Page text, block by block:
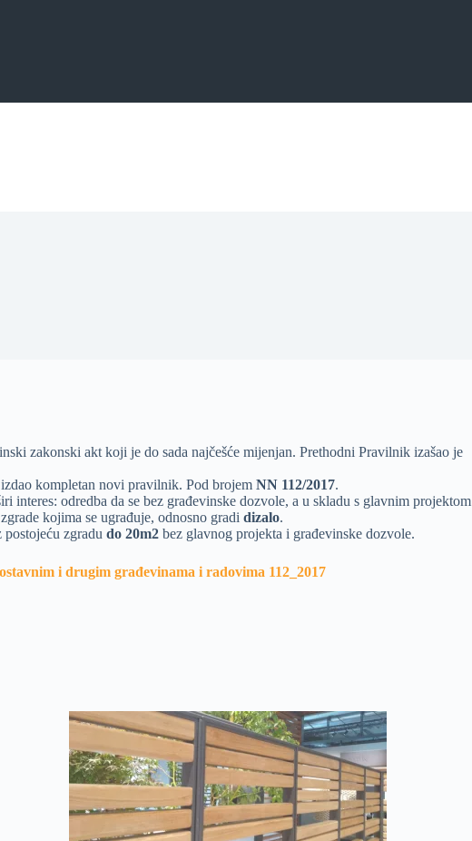
zakonski akt koji je do sada najčešće mijenjan. Prethodni Pravilnik izašao je
kompletan novi pravilnik. Pod brojem NN 112/2017.
odredba da se bez građevinske dozvole, a u skladu s glavnim projektom
kojima se ugrađuje, odnosno gradi dizalo.
postojeću zgradu do 20m2 bez glavnog projekta i građevinske dozvole.
i drugim građevinama i radovima 112_2017